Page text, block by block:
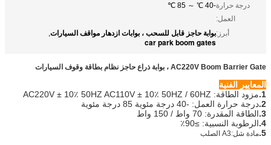
درجة حرارة
العمل:
-40 ℃ ～ 85 ℃
أبرز:بوابة حاجز قابل للسحب ، بوابات ازدهار مواقف السيارات,
car park boom gates
AC220V Boom Barrier Gate ، بوابة ذراع حاجز نظام بطاقة وقوف السيارات
المعايير الفنية
1. مزود الطاقة: AC220V ± 10٪ 50HZ AC110V ± 10٪ 50HZ / 60HZ
2. درجة حرارة العمل: -40 درجة مئوية 85 درجة مئوية
3. الطاقة المقدرة: 70 واط / 150 واط
4. الرطوبة النسبية: ≥90٪
5. مادة شل:A3 الصلب